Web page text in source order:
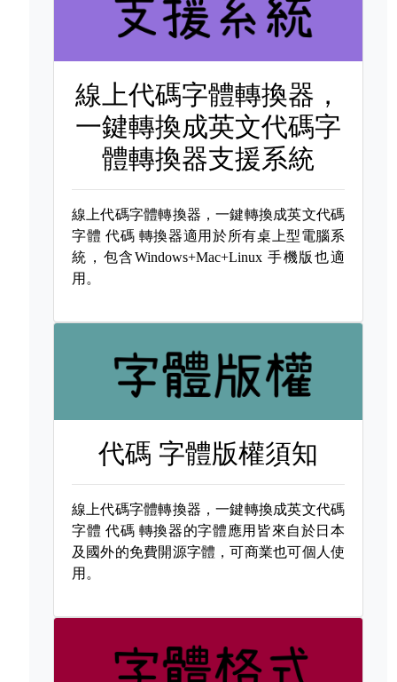
線上代碼字體轉換器，
一鍵轉換成英文代碼字
體轉換器支援系統
線上代碼字體轉換器，一鍵轉換成英文代碼
字體 代碼 轉換器適用於所有桌上型電腦系
統，包含Windows+Mac+Linux 手機版也適
用。
代碼 字體版權須知
線上代碼字體轉換器，一鍵轉換成英文代碼
字體 代碼 轉換器的字體應用皆來自於日本
及國外的免費開源字體，可商業也可個人使
用。